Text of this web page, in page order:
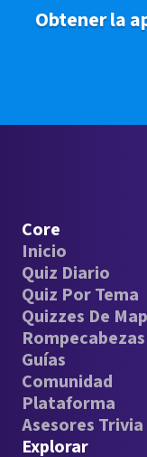
Obtener la
Core
Inicio
Quiz Diario
Quiz Por Tema
Quizzes De
Rompecabezas
Guías
Comunidad
Plataforma
Asesores Trivia
Explorar